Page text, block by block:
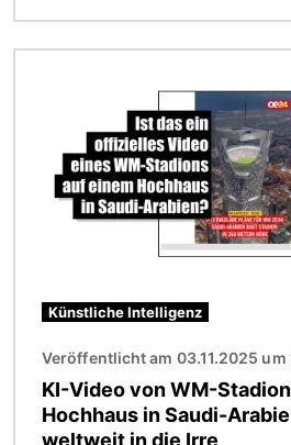
Künstliche Intelligenz
Veröffentlicht am 03.11.2025 um
KI-Video von WM-
Hochhaus in Saudi-